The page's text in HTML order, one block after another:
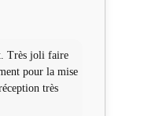
Très joli faire
pour la mise
très